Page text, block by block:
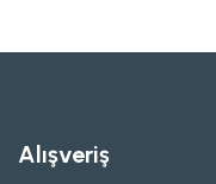
Alışveriş